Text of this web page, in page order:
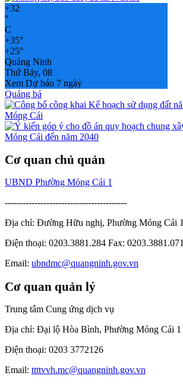
+32
°
C
+35°
+25°
Quảng Ninh
Thứ Bảy, 08
Xem Dự báo 7 ngày
Quảng bá
Cơ quan chủ quản
UBND Phường Móng Cái 1
-----------------------------------------
Địa chỉ: Đường Hữu nghị, Phường Móng Cái 1
Điện thoại: 0203.3881.284 Fax: 0203.3881.071
Email: ubndmc@quangninh.gov.vn
Cơ quan quản lý
Trung tâm Cung ứng dịch vụ
Địa chỉ: Đại lộ Hòa Bình, Phường Móng Cái 1
Điện thoại: 0203 3772126
Email: ttttvvh.mc@quangninh.gov.vn